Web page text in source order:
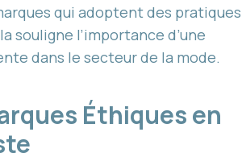
qui adoptent des pratiques
souligne l’importance d’une
dans le secteur de la mode.
Éthiques en